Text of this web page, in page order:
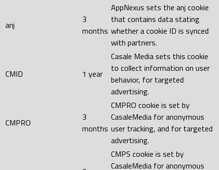
anj
3
months
AppNexus sets the anj cookie
that contains data stating
whether a cookie ID is synced
with partners.
CMID 1 year
Casale Media sets this cookie
to collect information on user
behavior, for targeted
advertising.
CMPRO
3
months
CMPRO cookie is set by
CasaleMedia for anonymous
user tracking, and for targeted
advertising.
CMPS cookie is set by
CasaleMedia for anonymous